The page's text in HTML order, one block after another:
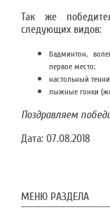
Так же
следующих видов:
бадминтон,
первое место;
настольный
лыжные гонки
Поздравляем
Дата: 07.08.2018
МЕНЮ РАЗДЕЛА